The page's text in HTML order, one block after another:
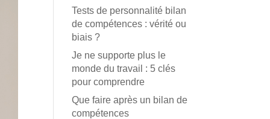
Tests de personnalité bilan
de compétences : vérité ou
biais ?
Je ne supporte plus le
monde du travail : 5 clés
pour comprendre
Que faire après un bilan de
compétences